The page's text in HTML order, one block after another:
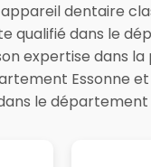
dentaire
dans le
expertise dans
Essonne
le département